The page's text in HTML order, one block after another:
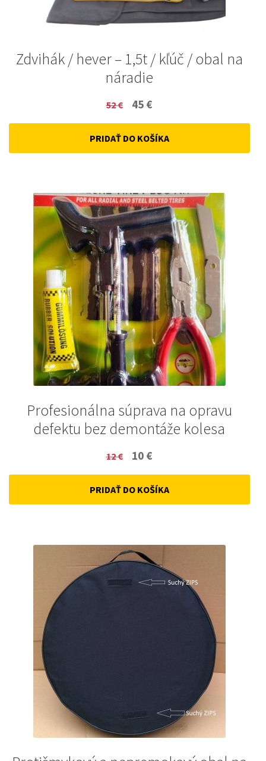
Zdvihák / hever – 1,5t / kľúč / obal na
náradie
52€
Original
price
was:
45 €
price
is:
PRIDAŤ DO KOŠÍKA
Profesionálna súprava na opravu
defektu bez demontáže kolesa
12€
Original
price
was:
10 €
price
is:
PRIDAŤ DO KOŠÍKA